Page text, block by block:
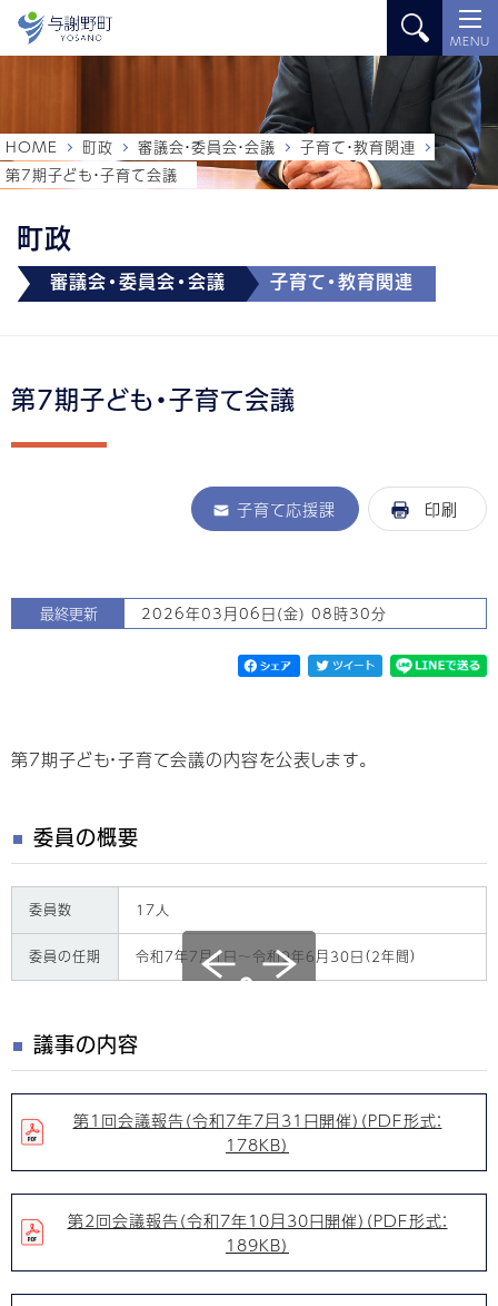
MENU
町政
審議会・委員会・会議 子育て・教育関連
HOME 町政 審議会・委員会・会議
子育て・教育関連
第7期子ども・子育て会議
第7期子ども・子育て会議
子育て応援課 印刷
最終更新 2026年03月06日(金) 08時30分
第7期子ども・子育て会議の内容を公表します。
委員の概要
委員数 17人
委員の任期 令和7年7月1日～令和9年6月30日（2年間）
議事の内容
第1回会議報告（令和7年7月31日開催）（PDF形式：
178KB）
第2回会議報告（令和7年10月30日開催）（PDF形式：
189KB）